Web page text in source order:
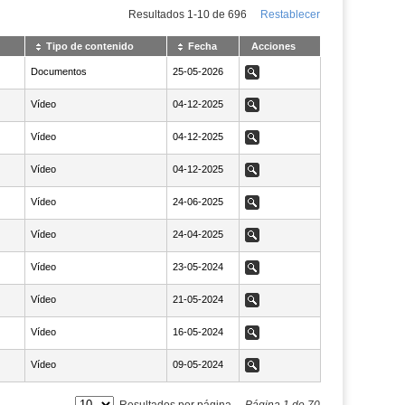
Resultados 1 -10de 696 Restablecer
Tipo de contenido Fecha Acciones
Documentos NaN25-05-2026
25-05-2026 Ver
Vídeo NaN04-12-2025
04-12-2025 Ver
Vídeo NaN04-12-2025
04-12-2025 Ver
Vídeo NaN04-12-2025
04-12-2025 Ver
Vídeo NaN24-06-2025
24-06-2025 Ver
Vídeo NaN24-04-2025
24-04-2025 Ver
Vídeo NaN23-05-2024
23-05-2024 Ver
Vídeo NaN21-05-2024
21-05-2024 Ver
Vídeo NaN16-05-2024
16-05-2024 Ver
Vídeo NaN09-05-2024
09-05-2024 Ver